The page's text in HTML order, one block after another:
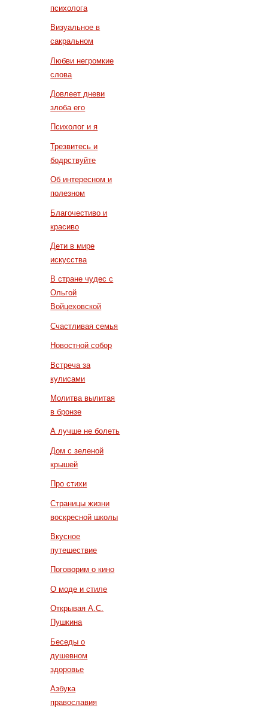
психолога
Визуальное в
сакральном
Любви негромкие
слова
Довлеет дневи
злоба его
Психолог и я
Трезвитесь и
бодрствуйте
Об интересном и
полезном
Благочестиво и
красиво
Дети в мире
искусства
В стране чудес с
Ольгой
Войцеховской
Счастливая семья
Новостной собор
Встреча за
кулисами
Молитва вылитая
в бронзе
А лучше не болеть
Дом с зеленой
крышей
Про стихи
Страницы жизни
воскресной школы
Вкусное
путешествие
Поговорим о кино
О моде и стиле
Открывая А.С.
Пушкина
Беседы о
душевном
здоровье
Азбука
православия